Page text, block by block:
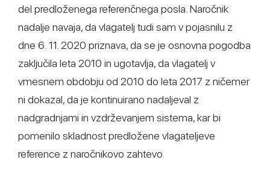
del predloženega referenčnega posla. Naročnik
nadalje navaja, da vlagatelj tudi sam v pojasnilu z
dne 6. 11. 2020 priznava, da se je osnovna pogodba
zaključila leta 2010 in ugotavlja, da vlagatelj v
vmesnem obdobju od 2010 do leta 2017 z ničemer
ni dokazal, da je kontinuirano nadaljeval z
nadgradnjami in vzdrževanjem sistema, kar bi
pomenilo skladnost predložene vlagateljeve
reference z naročnikovo zahtevo.